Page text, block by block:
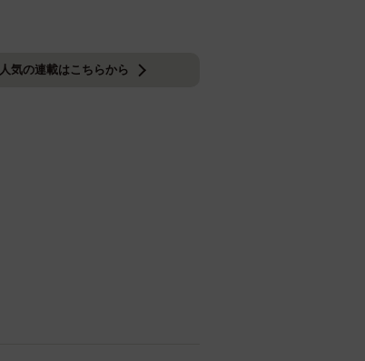
人気の連載はこちらから